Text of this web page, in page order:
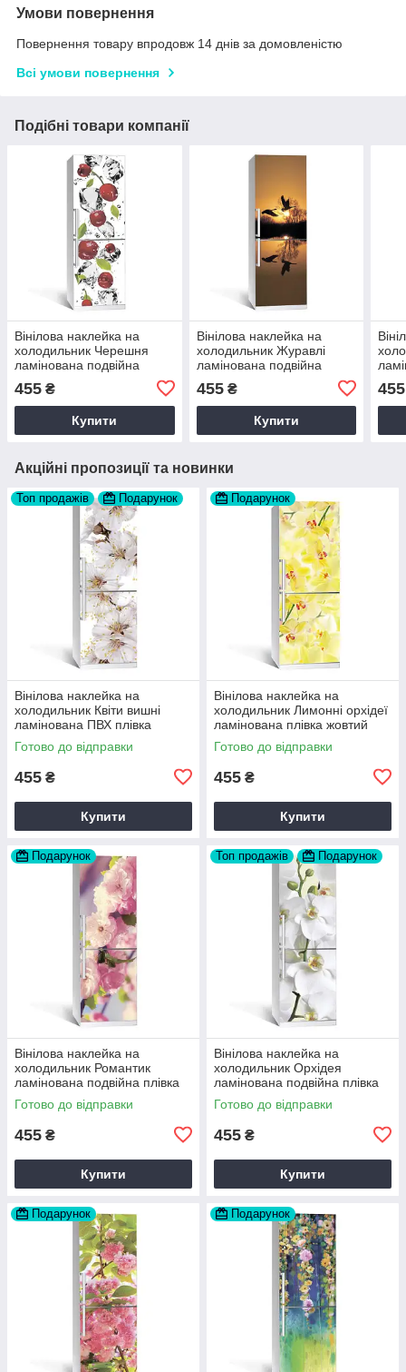
Умови повернення
Повернення товару впродовж 14 днів за домовленістю
Всі умови повернення
Подібні товари компанії
Вінілова наклейка на
холодильник Черешня
ламінована подвійна
плівка самоклеюча 60х180
см Happy Pocket Z180052
455 ₴
Купити
Вінілова наклейка на
холодильник Журавлі
ламінована подвійна
плівка самоклеюча 60х180
см Happy Pocket Z180058
455₴
Купити
см
455
Акційні пропозиції та новинки
Топ продажів Подарунок
Вінілова наклейка на
холодильник Квіти вишні
ламінована ПВХ плівка
самоклеюча 60х180 см
Happy Pocket Z180076
Готово до відправки
455 ₴
Купити
Подарунок
Вінілова наклейка на
холодильник Лимонні орхідеї
ламінована плівка жовтий
квіти 60х180 см Happy Pocket
Z180250
Готово до відправки
455 ₴
Купити
Подарунок
Вінілова наклейка на
холодильник Романтик
ламінована подвійна плівка
самоклеюча 60х180 см
Happy Pocket Z180070
Готово до відправки
455 ₴
Купити
Топ продажів Подарунок
Вінілова наклейка на
холодильник Орхідея
ламінована подвійна плівка
самоклеюча 60х180 см
Happy Pocket Z180077
Готово до відправки
455 ₴
Купити
Подарунок Подарунок